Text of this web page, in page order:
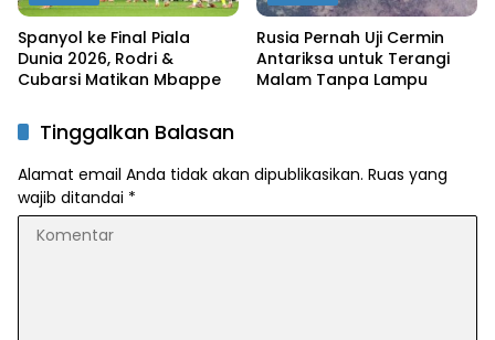
Spanyol ke Final Piala
Dunia 2026, Rodri &
Cubarsi Matikan Mbappe
Rusia Pernah Uji Cermin
Antariksa untuk Terangi
Malam Tanpa Lampu
Tinggalkan Balasan
Alamat email Anda tidak akan dipublikasikan. Ruas yang
wajib ditandai *